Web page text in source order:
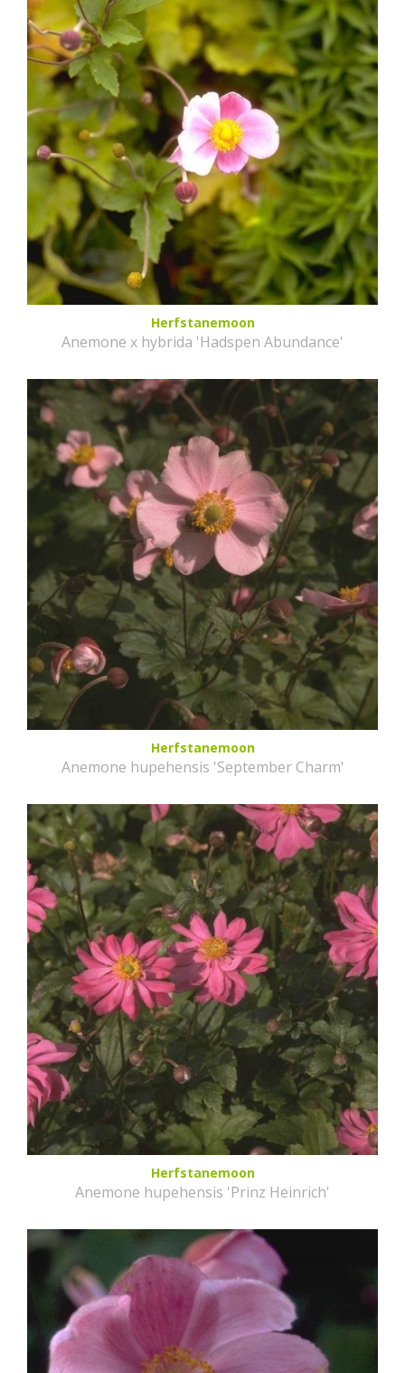
Herfstanemoon
Anemone x hybrida 'Hadspen Abundance'
Herfstanemoon
Anemone hupehensis 'September Charm'
Herfstanemoon
Anemone hupehensis 'Prinz Heinrich'